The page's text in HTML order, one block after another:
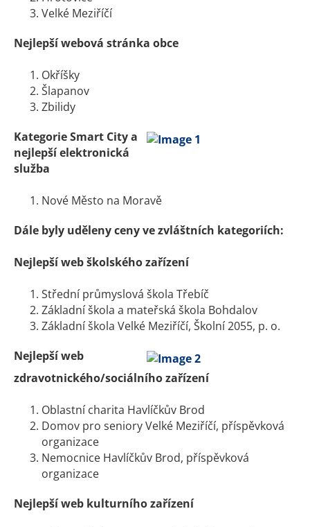
Velké Meziříčí
Nejlepší webová stránka obce
Okříšky
Šlapanov
Zbilidy
Kategorie Smart City a
nejlepší elektronická
služba
Nové Město na Moravě
Dále byly uděleny ceny ve zvláštních kategoriích:
Nejlepší web školského zařízení
Střední průmyslová škola Třebíč
Základní škola a mateřská škola Bohdalov
Základní škola Velké Meziříčí, Školní 2055, p. o.
Nejlepší web
zdravotnického/sociálního zařízení
Oblastní charita Havlíčkův Brod
Domov pro seniory Velké Meziříčí, příspěvková
organizace
Nemocnice Havlíčkův Brod, příspěvková
organizace
Nejlepší web kulturního zařízení